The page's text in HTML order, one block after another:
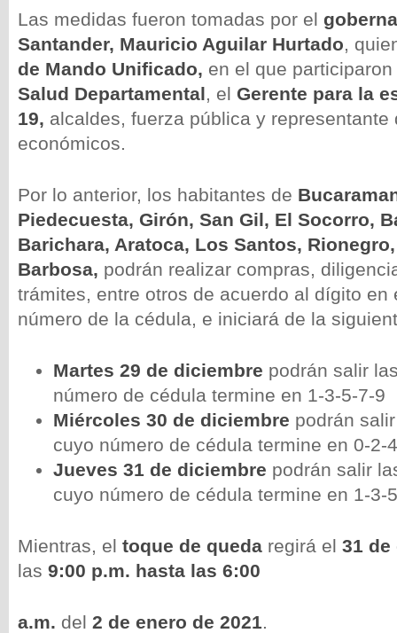
Las medidas fueron tomadas por el
Santander, Mauricio Aguilar Hurtado,
de Mando Unificado, en el que
Salud Departamental, el Gerente para la
19, alcaldes, fuerza pública y representante
económicos.
Por lo anterior, los habitantes de
Piedecuesta, Girón, San Gil, El Socorro,
Barichara, Aratoca, Los Santos,
Barbosa, podrán realizar compras,
trámites, entre otros de acuerdo al dígito en
número de la cédula, e iniciará de la
Martes 29 de diciembre podrán salir
número de cédula termine en 1-3-5-7-9
Miércoles 30 de diciembre podrán
cuyo número de cédula termine en 0-2-
Jueves 31 de diciembre podrán salir
cuyo número de cédula termine en 1-3-
Mientras, el toque de queda regirá el 31
las 9:00 p.m. hasta las 6:00
a.m. del 2 de enero de 2021.
wp-
wp-